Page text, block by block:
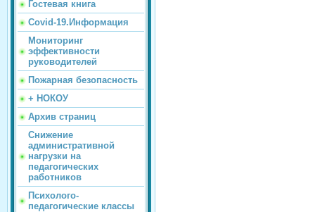
Гостевая книга
Covid-19.Информация
Мониторинг
эффективности
руководителей
Пожарная безопасность
+ НОКОУ
Архив страниц
Снижение
административной
нагрузки на
педагогических
работников
Психолого-
педагогические классы